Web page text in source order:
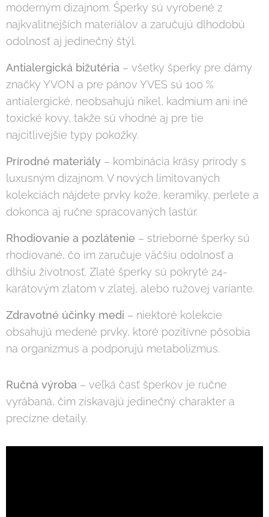
moderným dizajnom. Šperky sú vyrobené z
najkvalitnejších materiálov a zaručujú dlhodobú
odolnosť aj jedinečný štýl.
Antialergická bižutéria – všetky šperky pre dámy
značky YVON a pre pánov YVES sú 100 %
antialergické, neobsahujú nikel, kadmium ani iné
toxické kovy, takže sú vhodné aj pre tie
najcitlivejšie typy pokožky.
Prírodné materiály – kombinácia krásy prírody s
luxusným dizajnom. V nových limitovaných
kolekciách nájdete prvky kože, keramiky, perlete a
dokonca aj ručne spracovaných lastúr.
Rhodiovanie a pozlátenie – strieborné šperky sú
rhodiované, čo im zaručuje väčšiu odolnosť a
dlhšiu životnosť. Zlaté šperky sú pokryté 24-
karátovým zlatom v zlatej, alebo ružovej variante.
Zdravotné účinky medi – niektoré kolekcie
obsahujú medené prvky, ktoré pozitívne pôsobia
na organizmus a podporujú metabolizmus.
Ručná výroba – veľká časť šperkov je ručne
vyrábaná, čim získavajú jedinečný charakter a
precízne detaily.